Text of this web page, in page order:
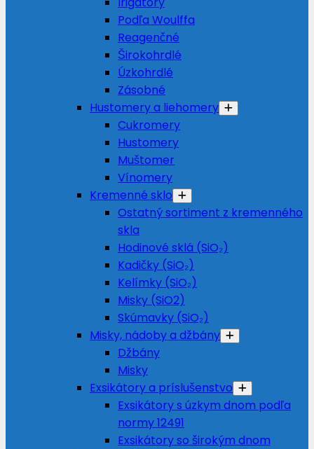
Podľa Woulffa
Reagenčné
Širokohrdlé
Úzkohrdlé
Zásobné
Hustomery a liehomery
Cukromery
Hustomery
Muštomer
Vínomery
Kremenné sklo
Ostatný sortiment z kremenného
skla
Hodinové sklá (SiO₂)
Kadičky (SiO₂)
Kelímky (SiO₂)
Misky (SiO2)
Skúmavky (SiO₂)
Misky, nádoby a džbány
Džbány
Misky
Exsikátory a príslušenstvo
Exsikátory s úzkym dnom podľa
normy 12491
Exsikátory so širokým dnom